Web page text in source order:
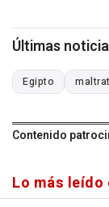
Últimas
Egipto
Contenido
Lo más leído